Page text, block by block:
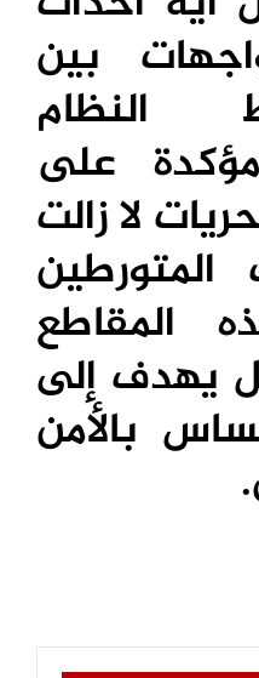
بين
النظام
مؤكدة على
لا زالت
المتورطين
المقاطع
يهدف إلى
بالأمن